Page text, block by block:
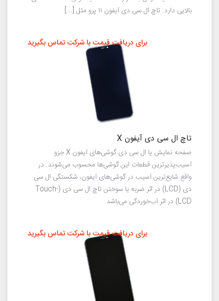
بالایی دارد. تاچ ال سی دی آیفون ۱۱ پرو مثل […]
تاچ ال سی دی آیفون X
صفحه نمایش یا ال سی دی گوشی‌های آیفون X جزو
آسیب‌پذیرترین قطعات این گوشی‌ها محسوب می‌شوند. در
واقع شایع‌ترین آسیب در گوشی‌های آیفون، شکستگی ال سی
دی (LCD) در اثر ضربه یا سوختن تاچ ال سی دی (Touch-
LCD) در اثر آب‌خوردگی می‌باشد.
برای دریافت قیمت با شرکت تماس بگیرید
برای دریافت قیمت با شرکت تماس بگیرید